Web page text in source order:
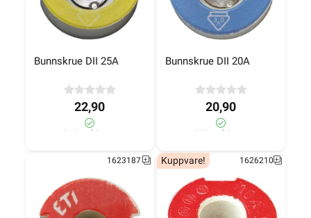
Bunnskrue DII 25A
22,90
310+ på lager
Bunnskrue DII 20A
20,90
250+ på lager
1623187 Kuppvare! 1626210